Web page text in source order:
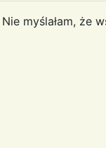
myślałam, że